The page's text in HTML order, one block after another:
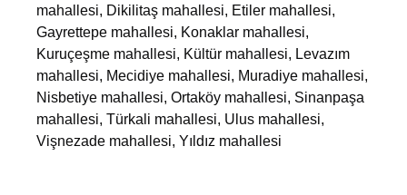
mahallesi, Dikilitaş mahallesi, Etiler mahallesi,
Gayrettepe mahallesi, Konaklar mahallesi,
Kuruçeşme mahallesi, Kültür mahallesi, Levazım
mahallesi, Mecidiye mahallesi, Muradiye mahallesi,
Nisbetiye mahallesi, Ortaköy mahallesi, Sinanpaşa
mahallesi, Türkali mahallesi, Ulus mahallesi,
Vişnezade mahallesi, Yıldız mahallesi